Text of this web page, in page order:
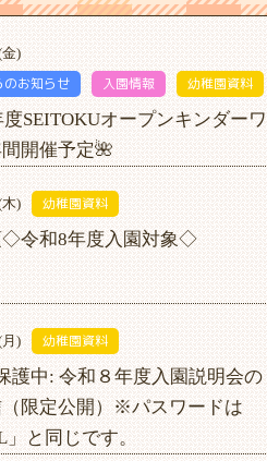
)
のお知らせ 入園情報 幼稚園資料
SEITOKUオープンキンダーワ
開催予定🌺
) 幼稚園資料
◇令和8年度入園対象◇
) 幼稚園資料
護中: 令和８年度入園説明会の
限定公開）※パスワードは
」と同じです。